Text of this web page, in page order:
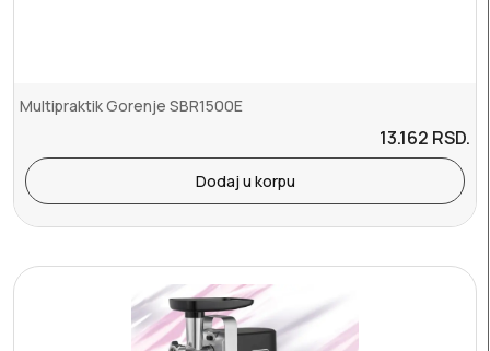
Multipraktik Gorenje SBR1500E
13.162 RSD.
Dodaj u korpu